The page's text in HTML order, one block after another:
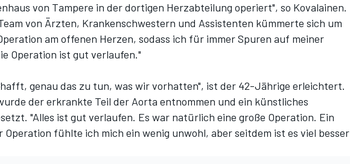
von Tampere in der dortigen Herzabteilung operiert", so Kovalainen.
von Ärzten, Krankenschwestern und Assistenten kümmerte sich um
am offenen Herzen, sodass ich für immer Spuren auf meiner
Operation ist gut verlaufen."
genau das zu tun, was wir vorhatten", ist der 42-Jährige erleichtert.
der erkrankte Teil der Aorta entnommen und ein künstliches
"Alles ist gut verlaufen. Es war natürlich eine große Operation. Ein
Operation fühlte ich mich ein wenig unwohl, aber seitdem ist es viel besser